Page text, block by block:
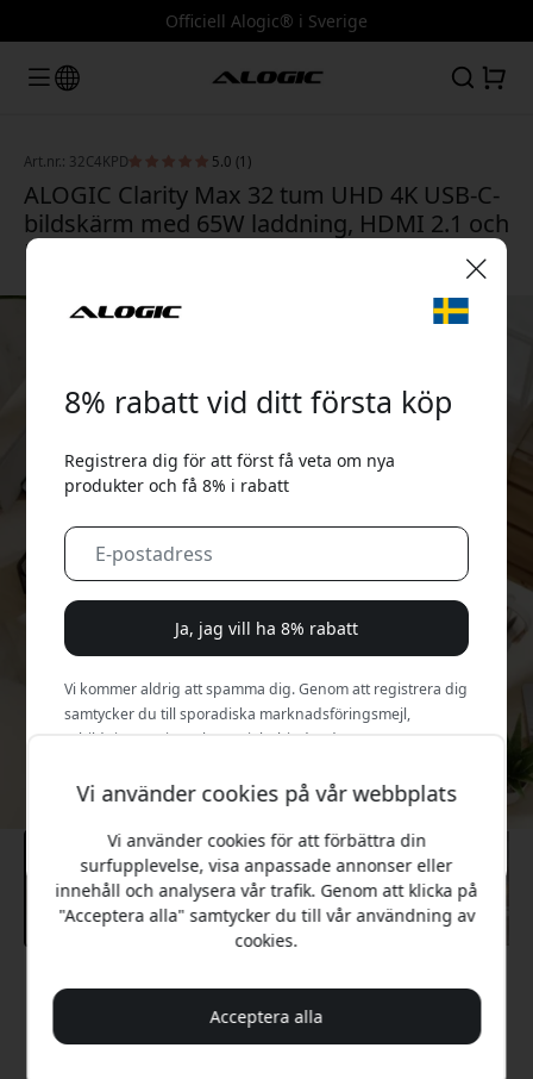
Officiell Alogic® i Sverige
Art.nr.: 32C4KPD 5.0 (1)
ALOGIC Clarity Max 32 tum UHD 4K USB-C-
bildskärm med 65W laddning, HDMI 2.1 och
DisplayPort 1.4 - Silver
Rekommenderat pris
13 499 SEK
Vi använder cookies på vår webbplats
Vi använder cookies för att förbättra din
surfupplevelse, visa anpassade annonser eller
innehåll och analysera vår trafik. Genom att klicka på
"Acceptera alla" samtycker du till vår användning av
cookies.
Acceptera alla
8% rabatt vid ditt första köp
Registrera dig för att först få veta om nya
produkter och få 8% i rabatt
Ja, jag vill ha 8% rabatt
Vi kommer aldrig att spamma dig. Genom att registrera dig
samtycker du till sporadiska marknadsföringsmejl,
utbildningsserier och specialerbjudanden.
Nej, jag betalar hellre fullt pris.
🎉 Din rabattkod: